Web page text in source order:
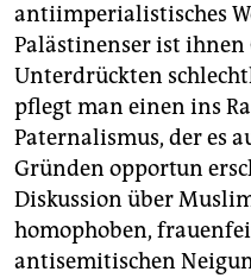
antiimperialistisches
Palästinenser ist
Unterdrückten
pflegt man einen ins
Paternalismus, der es
Gründen opportun
Diskussion über
homophoben,
antisemitischen